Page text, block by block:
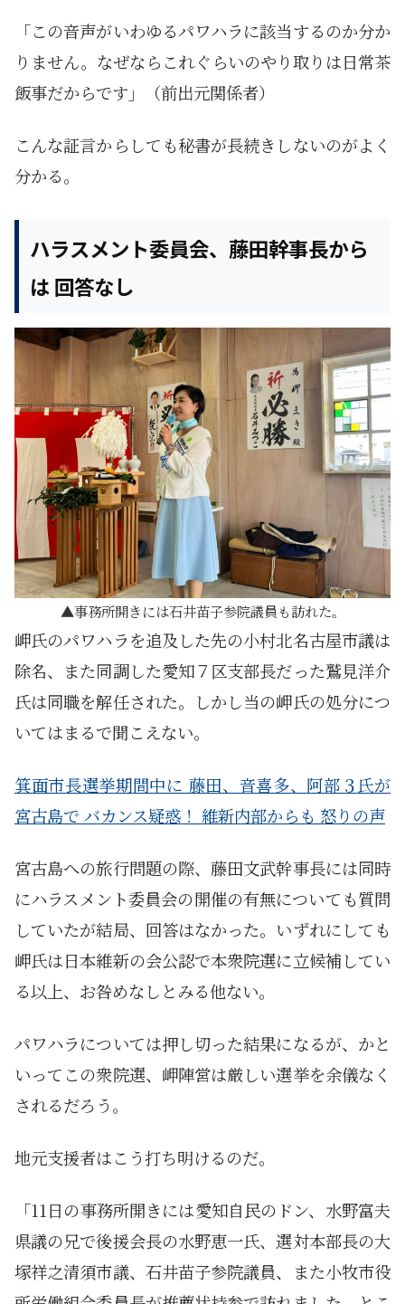
「この音声がいわゆるパワハラに該当するのか分か
りません。なぜならこれぐらいのやり取りは日常茶
飯事だからです」（前出元関係者）
こんな証言からしても秘書が長続きしないのがよく
分かる。
ハラスメント委員会、藤田幹事長から
は 回答なし
事務所開きには石井苗子参院議員も訪れた。
岬氏のパワハラを追及した先の小村北名古屋市議は
除名、また同調した愛知７区支部長だった鷲見洋介
氏は同職を解任された。しかし当の岬氏の処分につ
いてはまるで聞こえない。
箕面市長選挙期間中に 藤田、音喜多、阿部３氏が
宮古島で バカンス疑惑！ 維新内部からも 怒りの声
宮古島への旅行問題の際、藤田文武幹事長には同時
にハラスメント委員会の開催の有無についても質問
していたが結局、回答はなかった。いずれにしても
岬氏は日本維新の会公認で本衆院選に立候補してい
る以上、お咎めなしとみる他ない。
パワハラについては押し切った結果になるが、かと
いってこの衆院選、岬陣営は厳しい選挙を余儀なく
されるだろう。
地元支援者はこう打ち明けるのだ。
「11日の事務所開きには愛知自民のドン、水野富夫
県議の兄で後援会長の水野恵一氏、選対本部長の大
塚祥之清須市議、石井苗子参院議員、また小牧市役